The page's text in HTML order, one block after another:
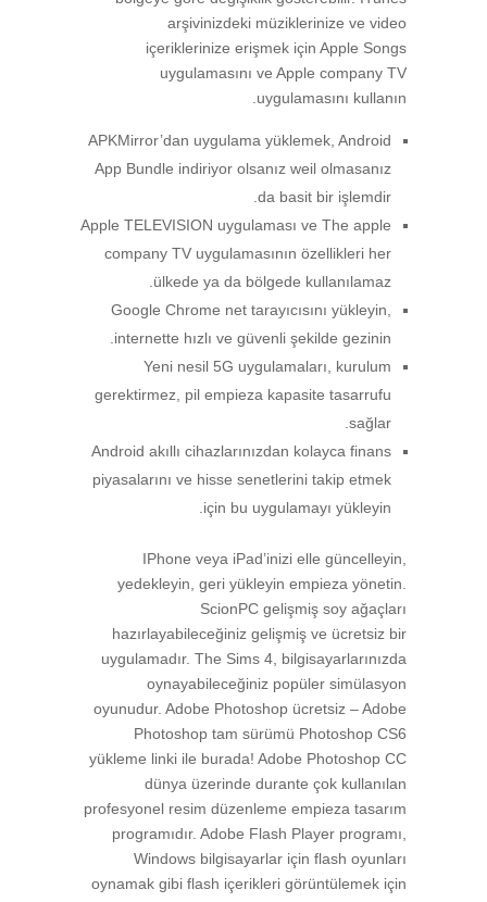
arşivinizdeki müziklerinize ve video
içeriklerinize erişmek için Apple Songs
uygulamasını ve Apple company TV
uygulamasını kullanın.
APKMirror’dan uygulama yüklemek, Android
App Bundle indiriyor olsanız weil olmasanız
da basit bir işlemdir.
Apple TELEVISION uygulaması ve The apple
company TV uygulamasının özellikleri her
ülkede ya da bölgede kullanılamaz.
Google Chrome net tarayıcısını yükleyin,
internette hızlı ve güvenli şekilde gezinin.
Yeni nesil 5G uygulamaları, kurulum
gerektirmez, pil empieza kapasite tasarrufu
sağlar.
Android akıllı cihazlarınızdan kolayca finans
piyasalarını ve hisse senetlerini takip etmek
için bu uygulamayı yükleyin.
IPhone veya iPad’inizi elle güncelleyin,
yedekleyin, geri yükleyin empieza yönetin.
ScionPC gelişmiş soy ağaçları
hazırlayabileceğiniz gelişmiş ve ücretsiz bir
uygulamadır. The Sims 4, bilgisayarlarınızda
oynayabileceğiniz popüler simülasyon
oyunudur. Adobe Photoshop ücretsiz – Adobe
Photoshop tam sürümü Photoshop CS6
yükleme linki ile burada! Adobe Photoshop CC
dünya üzerinde durante çok kullanılan
profesyonel resim düzenleme empieza tasarım
programıdır. Adobe Flash Player programı,
Windows bilgisayarlar için flash oyunları
oynamak gibi flash içerikleri görüntülemek için